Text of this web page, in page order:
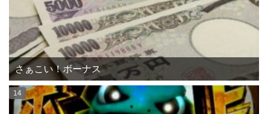
さぁこい！ボーナス